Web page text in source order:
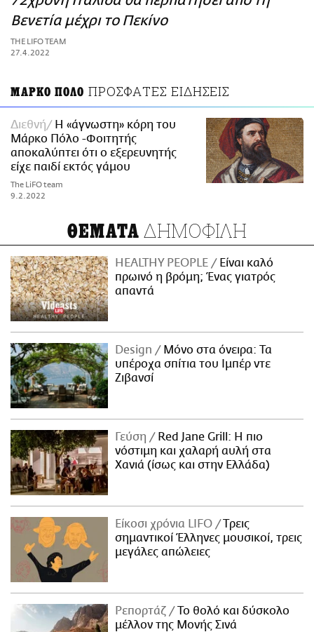
ΑΜΠΑ
PRINT
Βενετία μέχρι το Πεκίνο
THE LIFO TEAM
27.4.2022
ΜΑΡΚΟ ΠΟΛΟ ΠΡΟΣΦΑΤΕΣ ΕΙΔΗΣΕΙΣ
Διεθνή
Η «άγνωστη» κόρη του
Μάρκο Πόλο -Φοιτητής
αποκαλύπτει ότι ο εξερευνητής
είχε παιδί εκτός γάμου
The LiFO team
9.2.2022
ΘΕΜΑΤΑ ΔΗΜΟΦΙΛΗ
HEALTHY PEOPLE
Είναι καλό
πρωινό η βρόμη; Ένας γιατρός
απαντά
Design
Μόνο στα όνειρα: Τα
υπέροχα σπίτια του Ιμπέρ ντε
Ζιβανσί
Γεύση
Red Jane Grill: Η πιο
νόστιμη και χαλαρή αυλή στα
Χανιά (ίσως και στην Ελλάδα)
Είκοσι χρόνια LIFO
Tρεις
σημαντικοί Έλληνες μουσικοί, τρεις
μεγάλες απώλειες
Ρεπορτάζ
Το θολό και δύσκολο
μέλλον της Μονής Σινά